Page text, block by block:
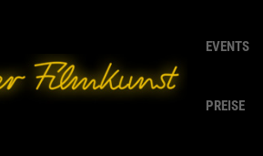
EVENTS
PREISE